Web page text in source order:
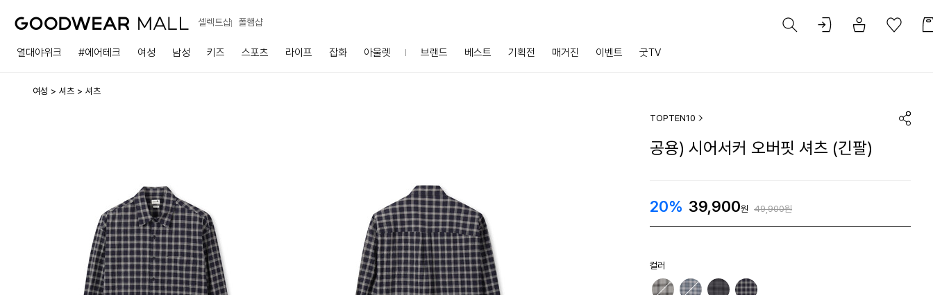
셀렉트샵 폴햄샵
열대야위크 #에어테크 여성 남성 키즈 스포츠 라이프 잡화 아울렛 브랜드 베스트 기획전 매거진 이벤트 굿TV
여성 셔츠 셔츠
TOPTEN10
공용) 시어서커 오버핏 셔츠 (긴팔)
20% 39,900원 49,900원
컬러